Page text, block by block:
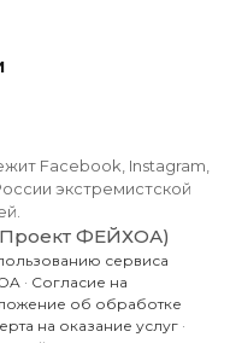
Facebook, Instagram,
экстремистской
ФЕЙХОА)
сервиса
· Согласие на
об обработке
на оказание услуг ·